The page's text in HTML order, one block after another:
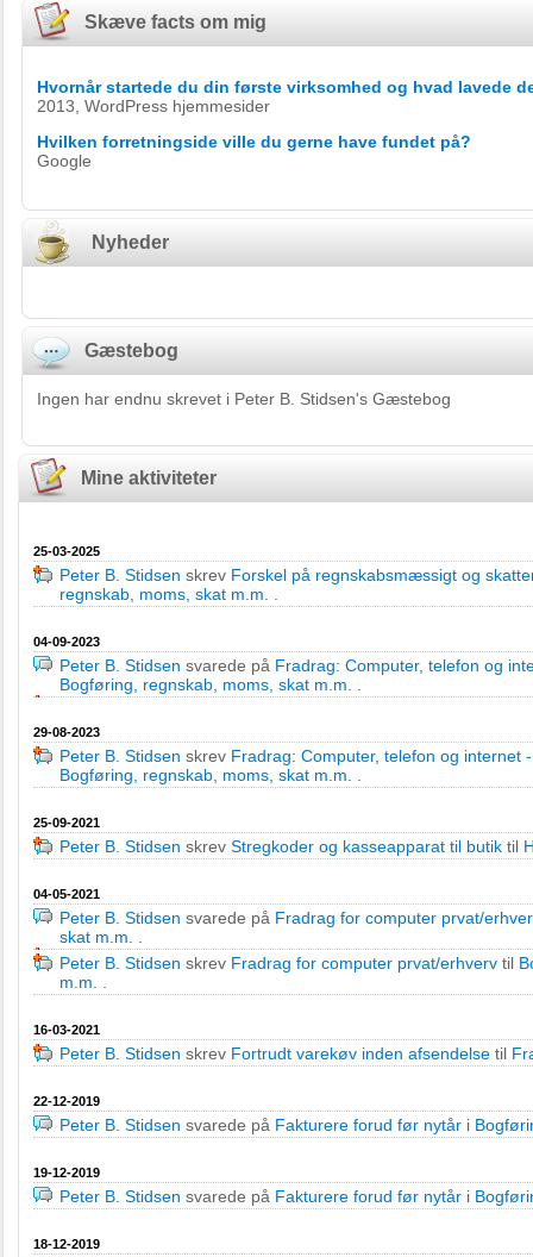
Skæve facts om mig
Hvornår startede du din første virksomhed og hvad lavede
2013, WordPress hjemmesider
Hvilken forretningside ville du gerne have fundet på?
Google
Nyheder
Gæstebog
Ingen har endnu skrevet i Peter B. Stidsen's Gæstebog
Mine aktiviteter
25-03-2025
Peter B. Stidsen skrev Forskel på regnskabsmæssigt og
regnskab, moms, skat m.m.
04-09-2023
Peter B. Stidsen svarede på Fradrag: Computer, telefon og
Bogføring, regnskab, moms, skat m.m.
29-08-2023
Peter B. Stidsen skrev Fradrag: Computer, telefon og internet
Bogføring, regnskab, moms, skat m.m.
25-09-2021
Peter B. Stidsen skrev Stregkoder og kasseapparat til butik til
04-05-2021
Peter B. Stidsen svarede på Fradrag for computer prvat/
skat m.m.
Peter B. Stidsen skrev Fradrag for computer prvat/erhverv til
m.m.
16-03-2021
Peter B. Stidsen skrev Fortrudt varekøv inden afsendelse til
22-12-2019
Peter B. Stidsen svarede på Fakturere forud før nytår i
19-12-2019
Peter B. Stidsen svarede på Fakturere forud før nytår i
18-12-2019